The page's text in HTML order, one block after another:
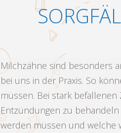
Milchzähne sind besonders
bei uns in der Praxis. So
müssen. Bei stark
Entzündungen zu
werden müssen und welche